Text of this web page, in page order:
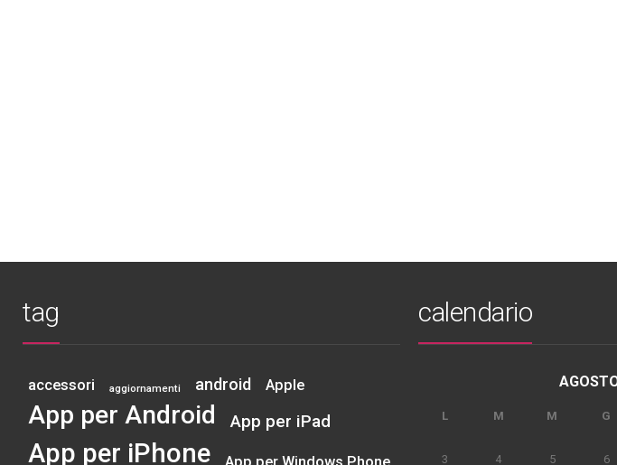
tag
accessori aggiornamenti android Apple
App per Android App per iPad
App per iPhone
calendario
L M M G
3
4 5 6